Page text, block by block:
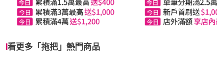
看更多「拖把」熱門商品